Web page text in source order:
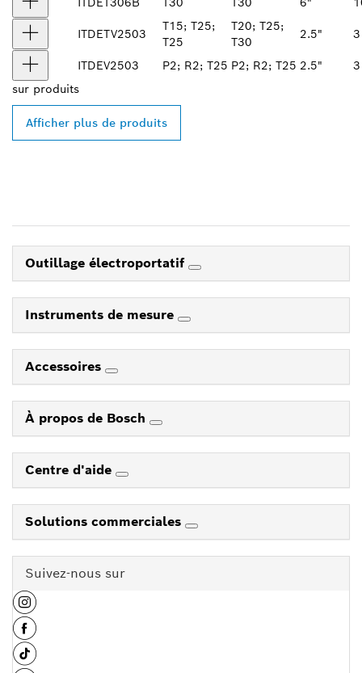
ITDETV2503
T15; T25;
T25
T20; T25;
T30
2.5" 3
ITDEV2503 P2; R2; T25 P2; R2; T25 2.5"
3
sur produits
Afficher plus de produits
Outillage électroportatif
Instruments de mesure
Accessoires
À propos de Bosch
Centre d'aide
Solutions commerciales
Suivez-nous sur